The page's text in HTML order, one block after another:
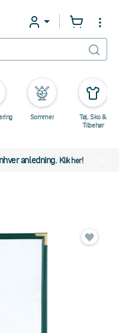
Sommer
Tøj, Sko &
Tilbehør
anledning. Klik her!